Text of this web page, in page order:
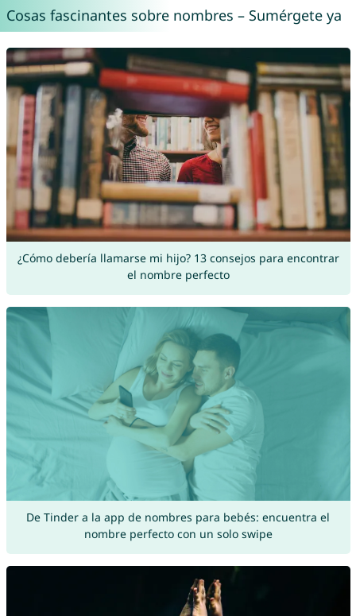
Cosas fascinantes sobre nombres – Sumérgete ya
¿Cómo debería llamarse mi hijo? 13 consejos para encontrar
el nombre perfecto
De Tinder a la app de nombres para bebés: encuentra el
nombre perfecto con un solo swipe